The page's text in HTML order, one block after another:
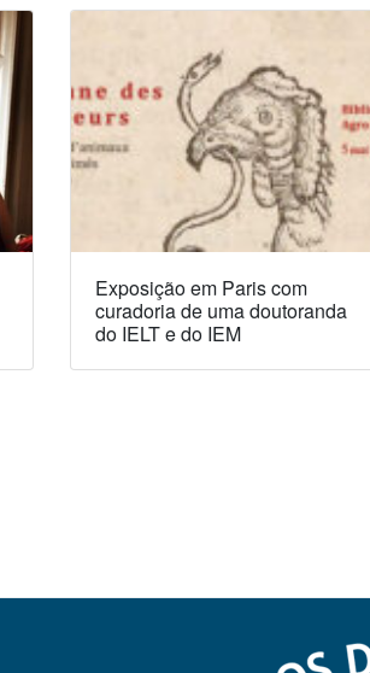
Exposição em Paris com
curadoria de uma doutoranda
do IELT e do IEM